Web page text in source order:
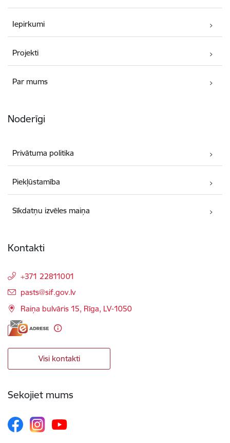
Iepirkumi
Projekti
Par mums
Noderīgi
Privātuma politika
Piekļūstamība
Sīkdatņu izvēles maiņa
Kontakti
+371 22811001
E-pasts:
pasts@sif.gov.lv
Raiņa bulvāris 15, Rīga, LV-1050
Visi kontakti
Sekojiet mums